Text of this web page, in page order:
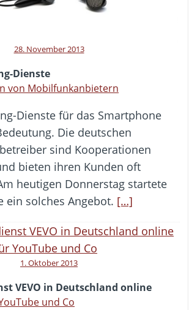
28. November 2013
Dienste
von Mobilfunkanbietern
Dienste für das Smartphone
Die deutschen
sind Kooperationen
bieten ihren Kunden oft
heutigen Donnerstag startete
ein solches Angebot. […]
1. Oktober 2013
VEVO in Deutschland online
und Co